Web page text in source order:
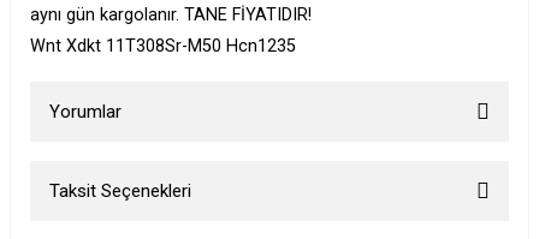
aynı gün kargolanır. TANE FİYATIDIR!
Wnt Xdkt 11T308Sr-M50 Hcn1235
Yorumlar
Taksit Seçenekleri